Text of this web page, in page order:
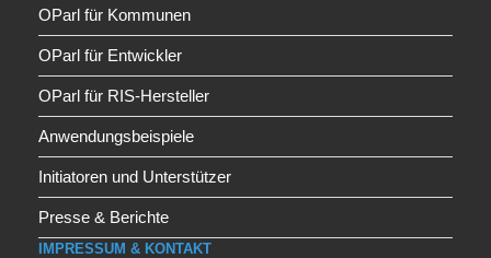
OParl für Kommunen
OParl für Entwickler
OParl für RIS-Hersteller
Anwendungsbeispiele
Initiatoren und Unterstützer
Presse & Berichte
IMPRESSUM & KONTAKT